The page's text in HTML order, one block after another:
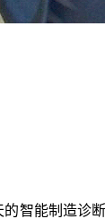
的智能制造诊